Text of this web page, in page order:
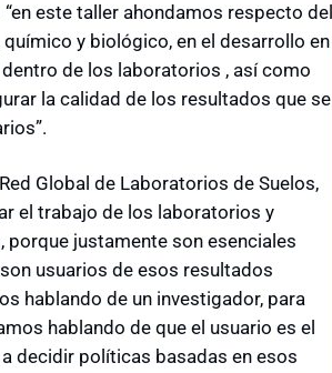
“en este taller ahondamos respecto del
y biológico, en el desarrollo en
de los laboratorios , así como
la calidad de los resultados que se
Red Global de Laboratorios de Suelos,
el trabajo de los laboratorios y
justamente son esenciales
usuarios de esos resultados
hablando de un investigador, para
hablando de que el usuario es el
decidir políticas basadas en esos